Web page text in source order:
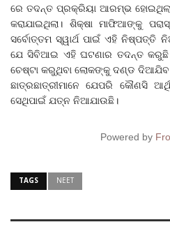
ରେ ତଦନ୍ତ ପ୍ରକ୍ରିୟା ଆରମ୍ଭ ହୋଇଥିଲା
କରାଯାଇଥିଲା। ଶିକ୍ଷା ମାଫିଆଙ୍କୁ
ସର୍ବୋତ୍ତମ ସ୍ୱାର୍ଥ ପାଇଁ ଏହି ନିଷ୍ପତ୍ତି
ଯେ ସିବିଆଇ ଏହି ଘଟଣାର ତଦନ୍ତ
ଚେଷ୍ଟା କରୁଥିବା ଲୋକଙ୍କୁ ଦଣ୍ଡ
ଛାତ୍ରଛାତ୍ରୀମାନେ ଯେପରି କୌଣସି
ସେଥିପାଇଁ ଯତ୍ନ ନିଆଯାଉଛି।
Powered by
TAGS NEET